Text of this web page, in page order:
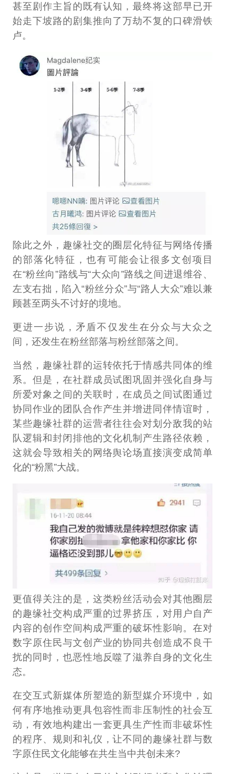
甚至剧作主旨的既有认知，最终将这部早已开
始走下坡路的剧集推向了万劫不复的口碑滑铁
卢。
除此之外，趣缘社交的圈层化特征与网络传播
的部落化特征，也有可能会让很多文创项目
在“粉丝向”路线与“大众向”路线之间进退维谷、
左支右拙，陷入“粉丝分众”与“路人大众”难以兼
顾甚至两头不讨好的境地。
更进一步说，矛盾不仅发生在分众与大众之
间，还发生在粉丝部落与粉丝部落之间。
当然，趣缘社群的运转依托于情感共同体的维
系。但是，在社群成员试图巩固并强化自身与
所爱对象之间的关联时，在成员之间试图通过
协同作业的团队合作产生并增进同伴情谊时，
某些趣缘社群的运营者往往会对划分敌我的站
队逻辑和封闭排他的文化机制产生路径依赖，
这就会导致相关的网络舆论场直接演变成简单
化的“粉黑”大战。
更值得关注的是，这类粉丝活动会对其他圈层
的趣缘社交构成严重的过界挤压，对用户自产
内容的创作空间构成严重的破坏性影响。在对
数字原住民与文创产业的协同共创造成不良干
扰的同时，也恶性地反噬了滋养自身的文化生
态。
在交互式新媒体所塑造的新型媒介环境中，如
何有序地推动更具包容性而非压制性的社会互
动，有效地构建出一套更具生产性而非破坏性
的程序、规则和礼仪，让不同的趣缘社群与数
字原住民文化能够在共生当中共创未来?